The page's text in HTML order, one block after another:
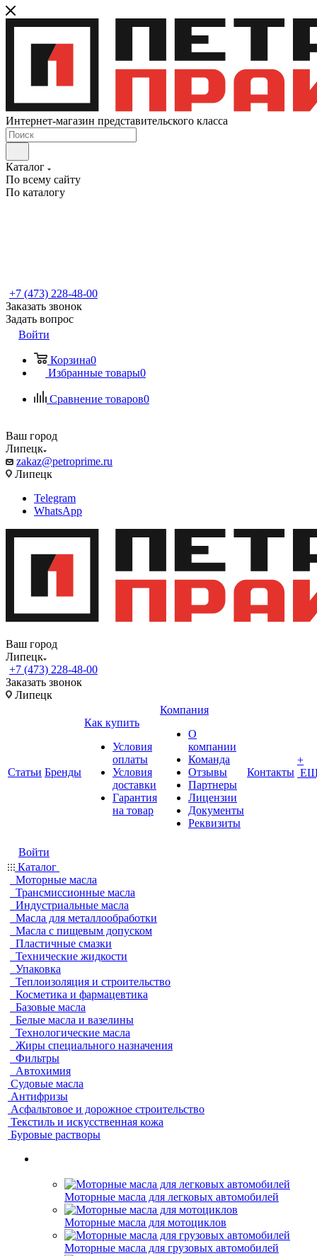
Интернет-магазин представительского класса
Каталог
По всему сайту
По каталогу
+7 (473) 228-48-00
Заказать звонок
Задать вопрос
Войти
Корзина0
Избранные товары0
Сравнение товаров0
Ваш город
Липецк
zakaz@petroprime.ru
Липецк
Telegram
WhatsApp
Ваш город
Липецк
+7 (473) 228-48-00
Заказать звонок
Липецк
Статьи Бренды
Как купить
Условия
оплаты
Условия
доставки
Гарантия
на товар
Компания
О
компании
Команда
Отзывы
Партнеры
Лицензии
Документы
Реквизиты
Контакты
+
Войти
Каталог
Моторные масла
Трансмиссионные масла
Индустриальные масла
Масла для металлообработки
Масла с пищевым допуском
Пластичные смазки
Технические жидкости
Упаковка
Теплоизоляция и строительство
Косметика и фармацевтика
Базовые масла
Белые масла и вазелины
Технологические масла
Жиры специального назначения
Фильтры
Автохимия
Судовые масла
Антифризы
Асфальтовое и дорожное строительство
Текстиль и искусственная кожа
Буровые растворы
Моторные масла для легковых автомобилей
Моторные масла для мотоциклов
Моторные масла для грузовых автомобилей